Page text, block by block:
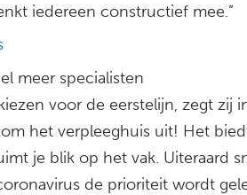
iedereen constructief mee.”
meer specialisten
voor de eerstelijn, zegt zij
het verpleeghuis uit! Het
je blik op het vak. Uiteraard
de prioriteit wordt